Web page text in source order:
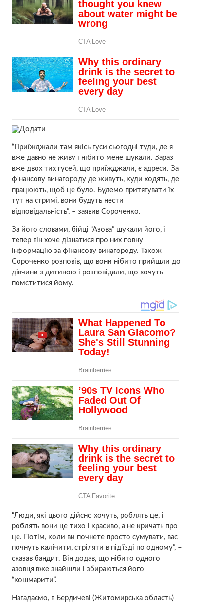
Додати
“Приїжджали там якісь гуси сьогодні туди, де я
вже давно не живу і нібито мене шукали. Зараз
вже двох тих гусей, що приїжджали, є адреси. За
фінансову винагороду де живуть, куди ходять, де
працюють, щоб це було. Будемо притягувати їх
тут на стримі, вони будуть нести
відповідальність”, – заявив Сороченко.
За його словами, бійці “Азова” шукали його, і
тепер він хоче дізнатися про них повну
інформацію за фінансову винагороду. Також
Сороченко розповів, що вони нібито прийшли до
дівчини з дитиною і розповідали, що хочуть
помститися йому.
“Люди, які цього дійсно хочуть, роблять це, і
роблять вони це тихо і красиво, а не кричать про
це. Потім, коли ви почнете просто сумувати, вас
почнуть калічити, стріляти в під’їзді по одному”, –
сказав бандит. Він додав, що нібито одного
азовця вже знайшли і збираються його
“кошмарити”.
Нагадаємо, в Бердичеві (Житомирська область)